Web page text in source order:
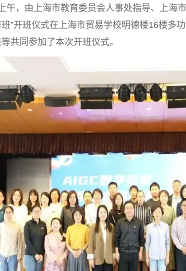
，由上海市教育委员会人事处指导、上海
”开班仪式在上海市贸易学校明德楼16楼多
共同参加了本次开班仪式。